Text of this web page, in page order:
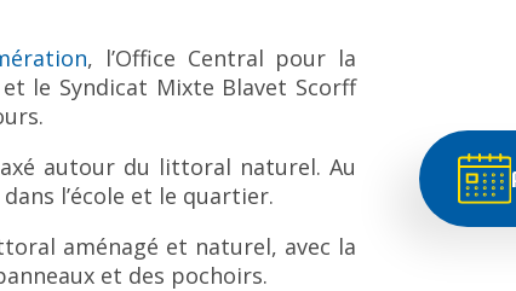
, l’Office Central pour la
le Syndicat Mixte Blavet Scorff
autour du littoral naturel. Au
l’école et le quartier.
aménagé et naturel, avec la
et des pochoirs.